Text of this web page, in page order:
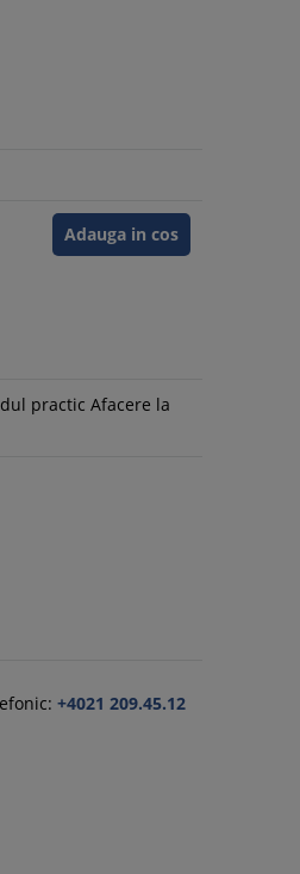
Adauga in cos
practic Afacere la
+4021 209.45.12